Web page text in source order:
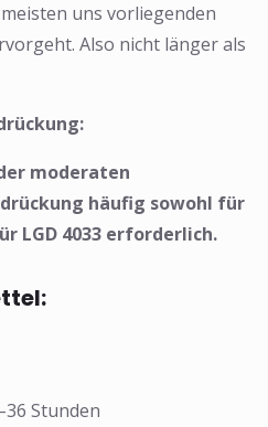
uns vorliegenden
Also nicht länger als
moderaten
häufig sowohl für
LGD 4033 erforderlich.
Stunden